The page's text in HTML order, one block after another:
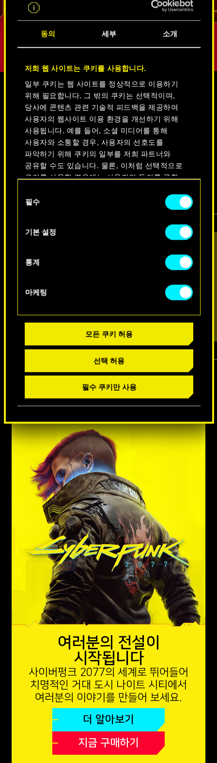
동의 세부 소개
저희 웹 사이트는 쿠키를 사용합니다.
일부 쿠키는 웹 사이트를 정상적으로 이용하기
위해 필요합니다. 그 밖의 쿠키는 선택적이며,
당사에 콘텐츠 관련 기술적 피드백을 제공하여
사용자의 웹사이트 이용 환경을 개선하기 위해
사용됩니다. 예를 들어, 소셜 미디어를 통해
사용자와 소통할 경우, 사용자의 선호도를
파악하기 위해 쿠키의 일부를 저희 파트너와
공유할 수도 있습니다. 물론, 이처럼 선택적으로
쿠키를 사용할 경우에는 사용자의 동의를 구할
쿠키 사용에 관한 세부 사항이나 관련 설정은
아래의 "Settings" 메뉴에서 확인할 수 있습니다.
필수
기본 설정
통계
마케팅
모든 쿠키 허용
선택 허용
필수 쿠키만 사용
미디어
사이버펑크 2077
비디오 스크린샷 콘셉트 아트
1/7
여러분의 전설이
시작됩니다
사이버펑크 2077의 세계로 뛰어들어
치명적인 거대 도시 나이트 시티에서
여러분의 이야기를 만들어 보세요.
더 알아보기
지금 구매하기